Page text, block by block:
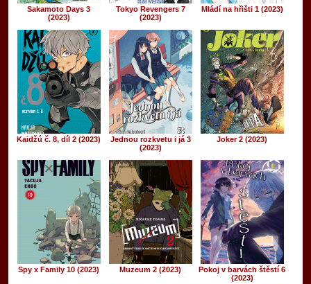
Sakamoto Days 3
(2023)
Tokyo Revengers 7
(2023)
Mládí na hřišti 1 (2023)
Kaidžú č. 8, díl 2 (2023)
Jednou rozkvetu i já 3
(2023)
Joker 2 (2023)
Spy x Family 10 (2023) Muzeum 2 (2023)
Pokoj v barvách štěstí 6
(2023)